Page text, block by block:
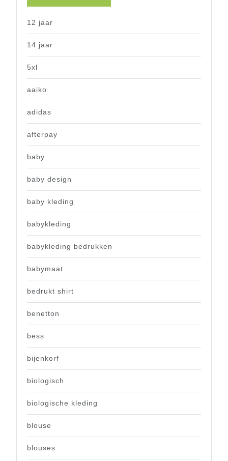
12 jaar
14 jaar
5xl
aaiko
adidas
afterpay
baby
baby design
baby kleding
babykleding
babykleding bedrukken
babymaat
bedrukt shirt
benetton
bess
bijenkorf
biologisch
biologische kleding
blouse
blouses